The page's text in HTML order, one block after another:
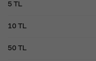
5 TL
10 TL
50 TL